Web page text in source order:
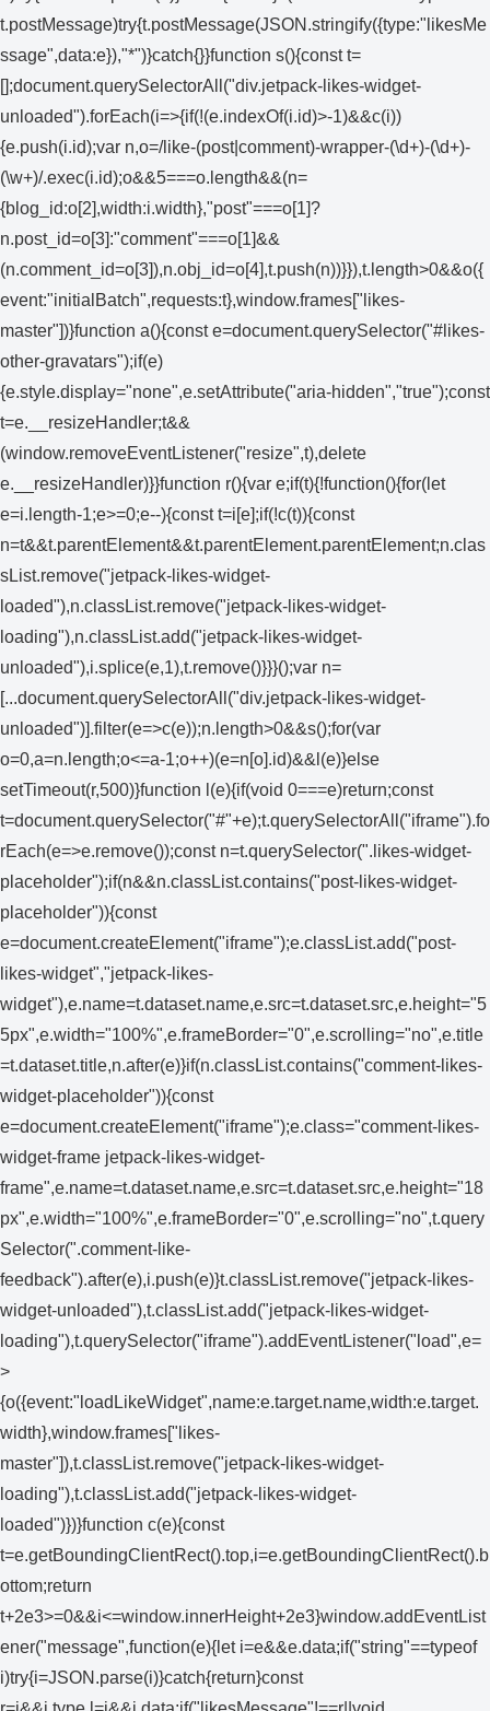
t.postMessage)try{t.postMessage(JSON.stringify({type:"likesMe
ssage",data:e}),"*")}catch{}}function s(){const t=
[];document.querySelectorAll("div.jetpack-likes-widget-
unloaded").forEach(i=>{if(!(e.indexOf(i.id)>-1)&&c(i))
{e.push(i.id);var n,o=/like-(post|comment)-wrapper-(\d+)-(\d+)-
(\w+)/.exec(i.id);o&&5===o.length&&(n=
{blog_id:o[2],width:i.width},"post"===o[1]?
n.post_id=o[3]:"comment"===o[1]&&
(n.comment_id=o[3]),n.obj_id=o[4],t.push(n))}}),t.length>0&&o({
event:"initialBatch",requests:t},window.frames["likes-
master"])}function a(){const e=document.querySelector("#likes-
other-gravatars");if(e)
{e.style.display="none",e.setAttribute("aria-hidden","true");const
t=e.__resizeHandler;t&&
(window.removeEventListener("resize",t),delete
e.__resizeHandler)}}function r(){var e;if(t){!function(){for(let
e=i.length-1;e>=0;e--){const t=i[e];if(!c(t)){const
n=t&&t.parentElement&&t.parentElement.parentElement;n.clas
sList.remove("jetpack-likes-widget-
loaded"),n.classList.remove("jetpack-likes-widget-
loading"),n.classList.add("jetpack-likes-widget-
unloaded"),i.splice(e,1),t.remove()}}}();var n=
[...document.querySelectorAll("div.jetpack-likes-widget-
unloaded")].filter(e=>c(e));n.length>0&&s();for(var
o=0,a=n.length;o<=a-1;o++)(e=n[o].id)&&l(e)}else
setTimeout(r,500)}function l(e){if(void 0===e)return;const
t=document.querySelector("#"+e);t.querySelectorAll("iframe").fo
rEach(e=>e.remove());const n=t.querySelector(".likes-widget-
placeholder");if(n&&n.classList.contains("post-likes-widget-
placeholder")){const
e=document.createElement("iframe");e.classList.add("post-
likes-widget","jetpack-likes-
widget"),e.name=t.dataset.name,e.src=t.dataset.src,e.height="5
5px",e.width="100%",e.frameBorder="0",e.scrolling="no",e.title
=t.dataset.title,n.after(e)}if(n.classList.contains("comment-likes-
widget-placeholder")){const
e=document.createElement("iframe");e.class="comment-likes-
widget-frame jetpack-likes-widget-
frame",e.name=t.dataset.name,e.src=t.dataset.src,e.height="18
px",e.width="100%",e.frameBorder="0",e.scrolling="no",t.query
Selector(".comment-like-
feedback").after(e),i.push(e)}t.classList.remove("jetpack-likes-
widget-unloaded"),t.classList.add("jetpack-likes-widget-
loading"),t.querySelector("iframe").addEventListener("load",e=
>
{o({event:"loadLikeWidget",name:e.target.name,width:e.target.
width},window.frames["likes-
master"]),t.classList.remove("jetpack-likes-widget-
loading"),t.classList.add("jetpack-likes-widget-
loaded")})}function c(e){const
t=e.getBoundingClientRect().top,i=e.getBoundingClientRect().b
ottom;return
t+2e3>=0&&i<=window.innerHeight+2e3}window.addEventList
ener("message",function(e){let i=e&&e.data;if("string"==typeof
i)try{i=JSON.parse(i)}catch{return}const